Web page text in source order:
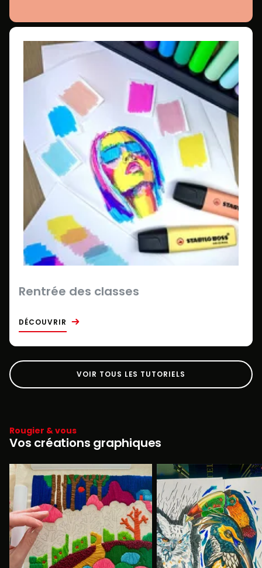
Rentrée des classes
DÉCOUVRIR
VOIR TOUS LES TUTORIELS
Rougier & vous
Vos créations graphiques